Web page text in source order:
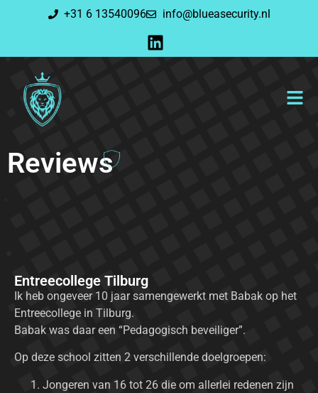
+31 6 13540096 info@blueasecurity.nl
Reviews
Entreecollege Tilburg
Ik heb ongeveer 10 jaar samengewerkt met Babak op het
Entreecollege in Tilburg.
Babak was daar een “Pedagogisch beveiliger”.
Op deze school zitten 2 verschillende doelgroepen:
Jongeren van 16 tot 26 die om allerlei redenen zijn